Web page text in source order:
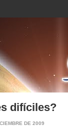
difíciles?
DE 2009